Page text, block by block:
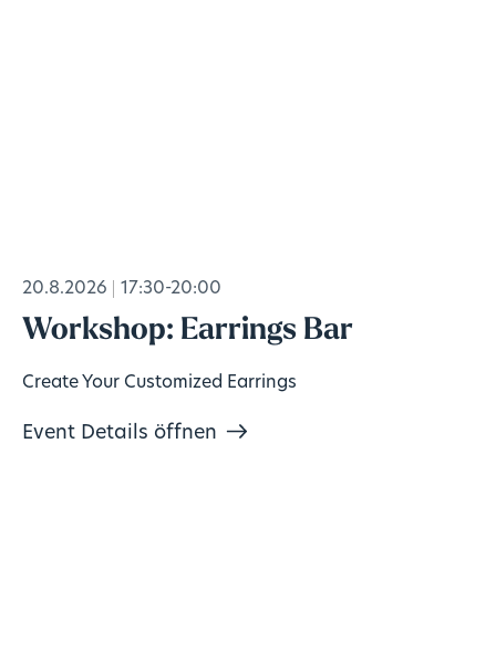
20.8.2026 17:30-20:00
Workshop: Earrings Bar
Create Your Customized Earrings
Event Details öffnen